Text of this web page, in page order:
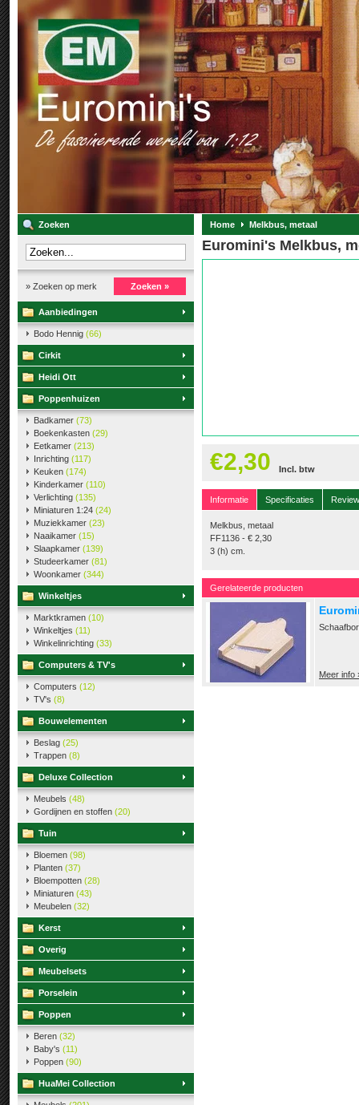
Zoeken
» Zoeken op merk Zoeken »
Aanbiedingen
Bodo Hennig (66)
Cirkit
Heidi Ott
Poppenhuizen
Badkamer (73)
Boekenkasten (29)
Eetkamer (213)
Inrichting (117)
Keuken (174)
Kinderkamer (110)
Verlichting (135)
Miniaturen 1:24 (24)
Muziekkamer (23)
Naaikamer (15)
Slaapkamer (139)
Studeerkamer (81)
Woonkamer (344)
Winkeltjes
Marktkramen (10)
Winkeltjes (11)
Winkelinrichting (33)
Computers & TV's
Computers (12)
TV's (8)
Bouwelementen
Beslag (25)
Trappen (8)
Deluxe Collection
Meubels (48)
Gordijnen en stoffen (20)
Tuin
Bloemen (98)
Planten (37)
Bloempotten (28)
Miniaturen (43)
Meubelen (32)
Kerst
Overig
Meubelsets
Porselein
Poppen
Beren (32)
Baby's (11)
Poppen (90)
HuaMei Collection
Home Melkbus, metaal
Euromini's Melkbus,
€2,30 Incl. btw
Informatie Specificaties
Melkbus, metaal
FF1136 - € 2,30
3 (h) cm.
Gerelateerde producten
Meer info